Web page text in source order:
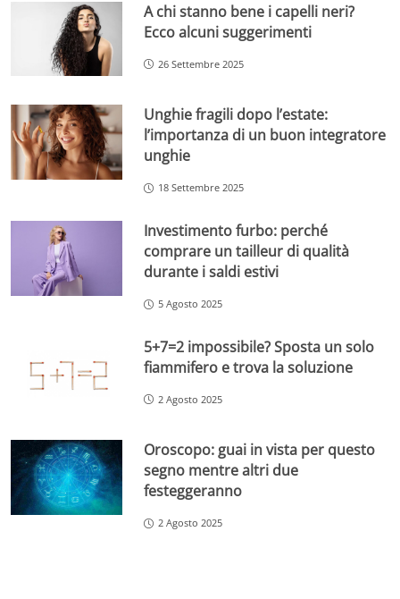
A chi stanno bene i capelli neri?
Ecco alcuni suggerimenti
26 Settembre 2025
Unghie fragili dopo l’estate:
l’importanza di un buon integratore
unghie
18 Settembre 2025
Investimento furbo: perché
comprare un tailleur di qualità
durante i saldi estivi
5 Agosto 2025
5+7=2 impossibile? Sposta un solo
fiammifero e trova la soluzione
2 Agosto 2025
Oroscopo: guai in vista per questo
segno mentre altri due
festeggeranno
2 Agosto 2025